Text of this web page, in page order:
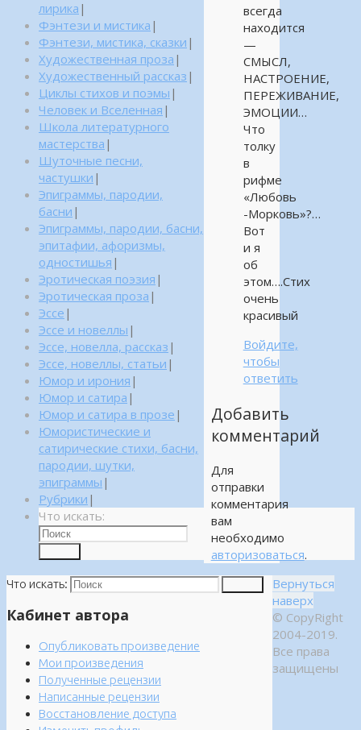
всегда
находится
—
СМЫСЛ,
НАСТРОЕНИЕ,
ПЕРЕЖИВАНИЕ,
ЭМОЦИИ…
Что
толку
в
рифме
«Любовь
-Морковь»?…
Вот
и я
об
этом….Стих
очень
красивый
Войдите,
чтобы
ответить
Добавить
комментарий
Для
отправки
комментария
вам
необходимо
авторизоваться.
Что искать:
Кабинет автора
Опубликовать произведение
Мои произведения
Полученные рецензии
Написанные рецензии
Восстановление доступа
лирика |
Фэнтези и мистика |
Фэнтези, мистика, сказки |
Художественная проза |
Художественный рассказ |
Циклы стихов и поэмы |
Человек и Вселенная |
Школа литературного
мастерства |
Шуточные песни,
частушки |
Эпиграммы, пародии,
басни |
Эпиграммы, пародии, басни,
эпитафии, афоризмы,
одностишья |
Эротическая поэзия |
Эротическая проза |
Эссе |
Эссе и новеллы |
Эссе, новелла, рассказ |
Эссе, новеллы, статьи |
Юмор и ирония |
Юмор и сатира |
Юмор и сатира в прозе |
Юмористические и
сатирические стихи, басни,
пародии, шутки,
эпиграммы |
Рубрики |
Что искать:
Вернуться
наверх
© CopyRight
2004-2019.
Все права
защищены